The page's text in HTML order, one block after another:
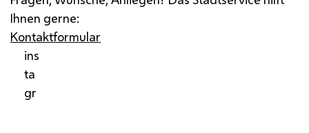
Ihnen gerne:
Kontaktformular
ins
ta
gr